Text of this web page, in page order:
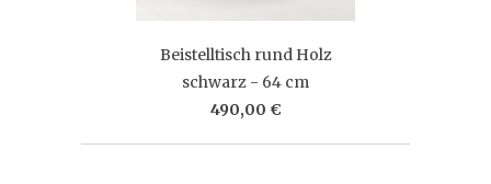
Beistelltisch rund Holz
schwarz - 64 cm
490,00 €